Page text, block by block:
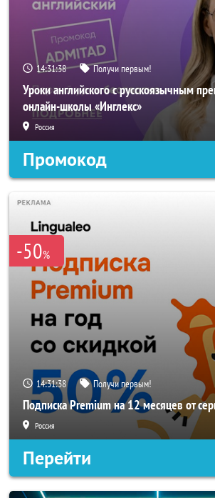
14:31:37 Получи первым!
Уроки английского с русскоязычным
онлайн-школы «Инглекс»
Россия
Промокод
-50%
14:31:37 Получи первым!
Подписка Premium на 12 месяцев от
Россия
Перейти